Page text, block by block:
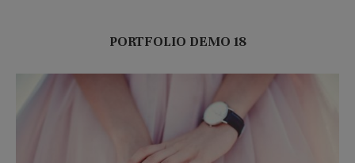
PORTFOLIO DEMO 18